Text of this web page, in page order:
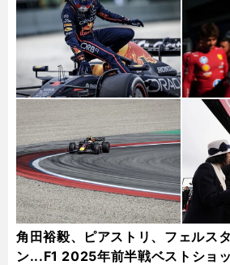
角田裕毅、ピアストリ、フェルス
ン...F1 2025年前半戦ベストショ